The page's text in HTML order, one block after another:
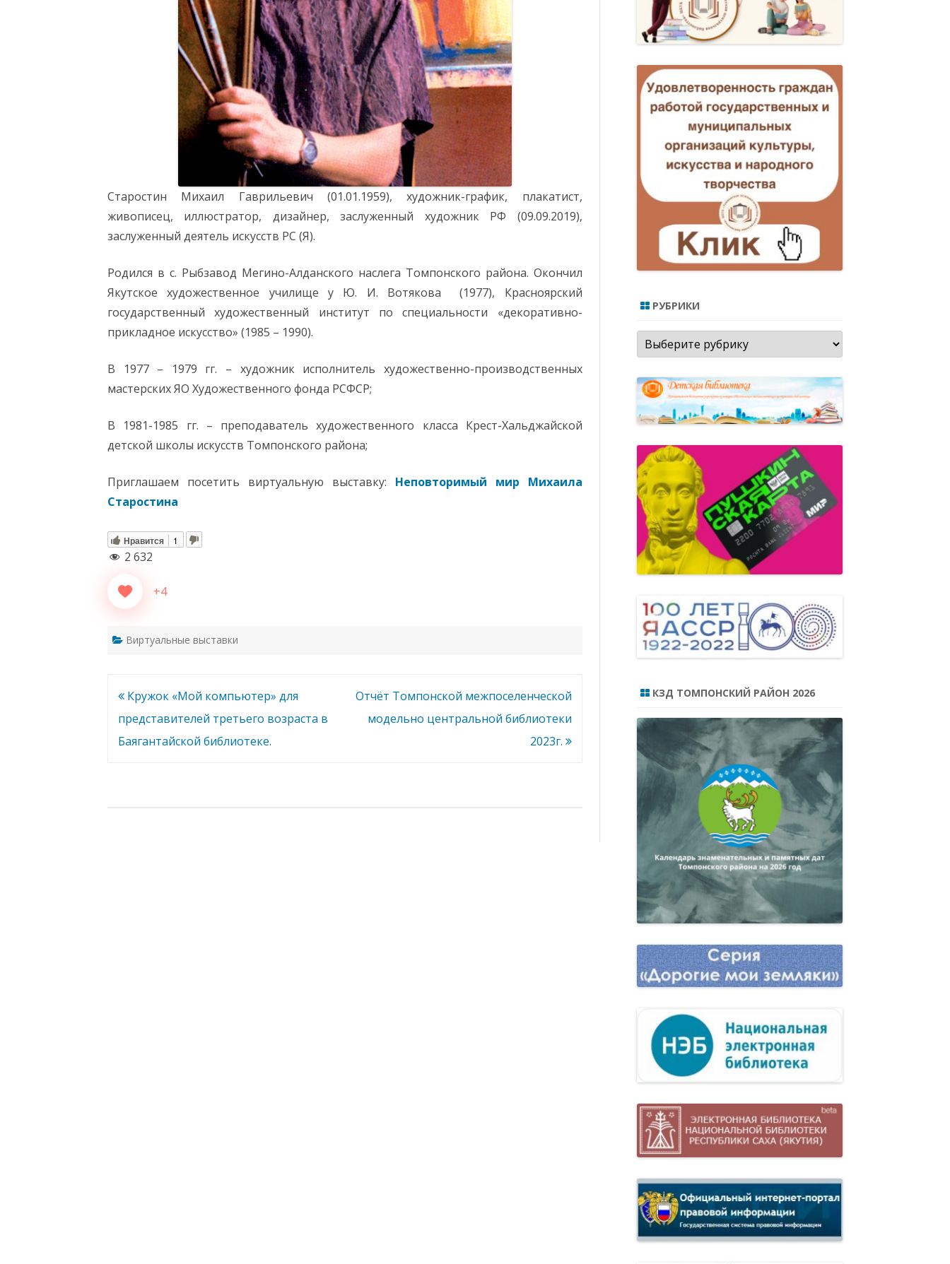
ФИЛИАЛ № 8 –
ТЕПЛОКЛЮЧЕВСКАЯ
МОДЕЛЬНАЯ СЕЛЬСКАЯ
БИБЛИОТЕКА
ФИЛИАЛ №10 – САЙДЫНСКАЯ
СЕЛЬСКАЯ БИБЛИОТЕКА
ФИЛИАЛ №11 – ЭССИНСКАЯ
СЕЛЬСКАЯ БИБЛИОТЕКА
ФИЛИАЛ №12 –
ТОПОЛИНСКАЯ СЕЛЬСКАЯ
БИБЛИОТЕКА
СЕЛЬСКАЯ БИБЛИОТЕКА
ФИЛИАЛ №14 – ДЖЕБАРИКИ-
ХАИНСКАЯ ГОРОДСКАЯ
НОКОУ
ЗЕМЛЯ ТОМПОНСКАЯ:
ФАКТЫ, СОБЫТИЯ, ЛЮДИ…
БЕЗНАДЗОРНОСТИ И
ПРАВОНАРУШЕНИЙ
НЕСОВЕРШЕННОЛЕТНИХ
Старостин Михаил Гаврильевич (01.01.1959), художник-график, плакатист,
живописец, иллюстратор, дизайнер, заслуженный художник РФ (09.09.2019),
заслуженный деятель искусств РС (Я).
Родился в с. Рыбзавод Мегино-Алданского наслега Томпонского района. Окончил
Якутское художественное училище у Ю. И. Вотякова (1977), Красноярский
государственный художественный институт по специальности «декоративно-
прикладное искусство» (1985 – 1990).
В 1977 – 1979 гг. – художник исполнитель художественно-производственных
мастерских ЯО Художественного фонда РСФСР;
В 1981-1985 гг. – преподаватель художественного класса Крест-Хальджайской
детской школы искусств Томпонского района;
Приглашаем посетить виртуальную выставку: Неповторимый мир Михаила
Старостина
Нравится 1
2 632
+4
Виртуальные выставки
Навигация
по
записям
Кружок «Мой компьютер» для
представителей третьего возраста в
Баягантайской библиотеке.
Отчёт Томпонской межпоселенческой
модельно центральной библиотеки
2023г.
РУБРИКИ
Рубрики
КЗД ТОМПОНСКИЙ РАЙОН 2026